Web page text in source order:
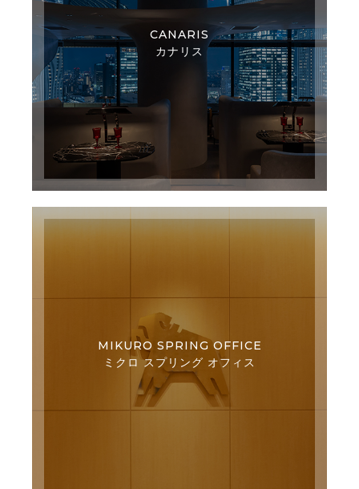
CANARIS
カナリス
MIKURO SPRING OFFICE
ミクロ スプリング オフィス